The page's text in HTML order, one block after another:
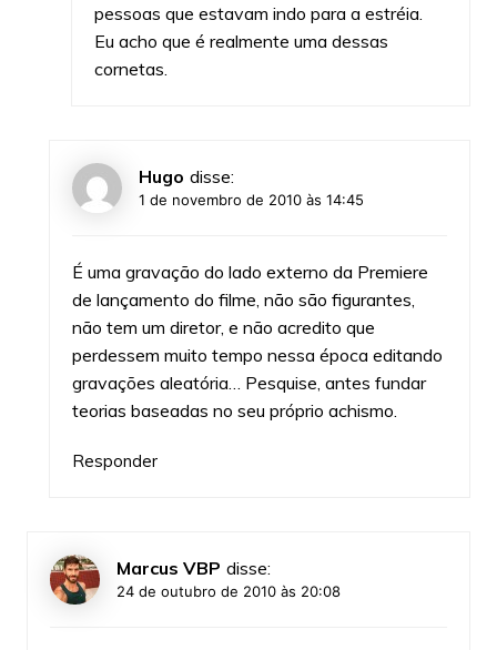
pessoas que estavam indo para a estréia.
Eu acho que é realmente uma dessas
cornetas.
Hugo disse:
1 de novembro de 2010 às 14:45
É uma gravação do lado externo da Premiere
de lançamento do filme, não são figurantes,
não tem um diretor, e não acredito que
perdessem muito tempo nessa época editando
gravações aleatória… Pesquise, antes fundar
teorias baseadas no seu próprio achismo.
Responder
Marcus VBP disse:
24 de outubro de 2010 às 20:08